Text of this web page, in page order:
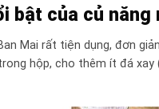
bật của củ năng
Mai rất tiện dụng, đơn
hộp, cho thêm ít đá